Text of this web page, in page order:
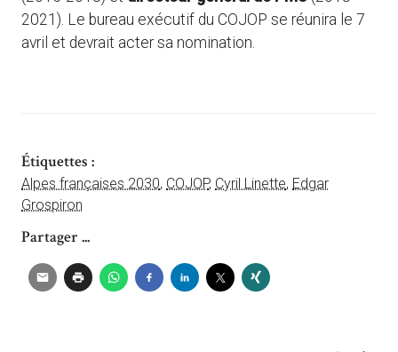
2021). Le bureau exécutif du COJOP se réunira le 7
avril et devrait acter sa nomination.
Étiquettes :
Alpes françaises 2030, COJOP, Cyril Linette, Edgar
Grospiron
Partager ...